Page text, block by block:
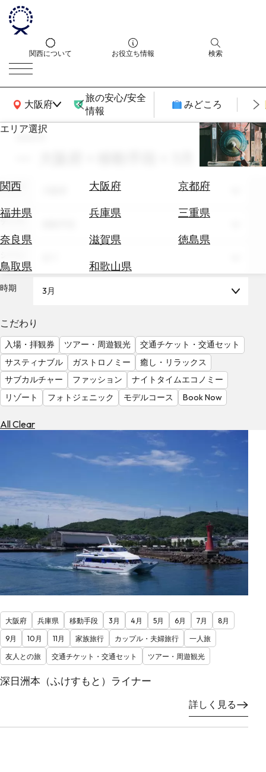
関西について お役立ち情報 検索
大阪府
関西広域MAP
旅の安心/安全
情報
みどころ
エリア選択
関西 大阪府
京都府
福井県
兵庫県
三重県
奈良県
滋賀県
徳島県
鳥取県
和歌山県
エ
券
テ
を
調
べ
る
天
気
を
見
る
search
エリア
テーマ
時期 3月
こだわり
入場・拝観券 ツアー・周遊観光
交通チケット・交通セット
サスティナブル
ガストロノミー
癒し・リラックス
サブカルチャー
ファッション
ナイトタイムエコノミー
リゾート
フォトジェニック モデルコース Book Now
All Clear
大阪府 兵庫県 移動手段 3月 4月 5月 6月 7月
8月
9月
10月 11月 家族旅行 カップル・夫婦旅行
一人旅
友人との旅
交通チケット・交通セット ツアー・周遊観光
深日洲本（ふけすもと）ライナー
詳しく見る